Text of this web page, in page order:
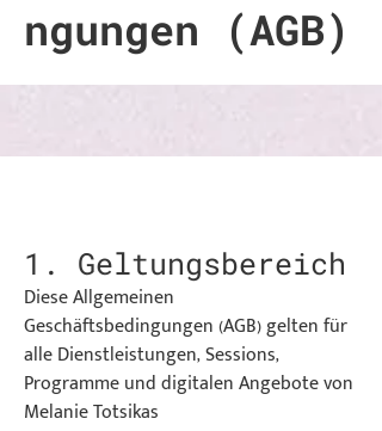
ngungen (AGB)
1. Geltungsbereich
Diese Allgemeinen
Geschäftsbedingungen (AGB) gelten für
alle Dienstleistungen, Sessions,
Programme und digitalen Angebote von
Melanie Totsikas